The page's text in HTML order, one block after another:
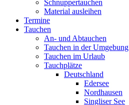
Schnuppertauchen
Material ausleihen
Termine
Tauchen
An- und Abtauchen
Tauchen in der Umgebung
Tauchen im Urlaub
Tauchplätze
Deutschland
Edersee
Nordhausen
Singliser See